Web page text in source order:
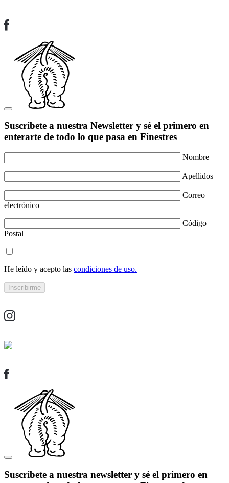
Suscríbete a nuestra Newsletter y sé el primero en
enterarte de todo lo que pasa en Finestres
Nombre
Apellidos
Correo
electrónico
Código
Postal
He leído y acepto las condiciones de uso.
Suscríbete a nuestra newsletter y sé el primero en